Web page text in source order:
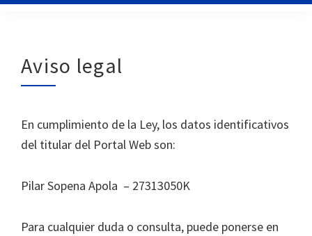
Edición
Aviso legal
En cumplimiento de la Ley, los datos identificativos
del titular del Portal Web son:
Pilar Sopena Apola – 27313050K
Para cualquier duda o consulta, puede ponerse en